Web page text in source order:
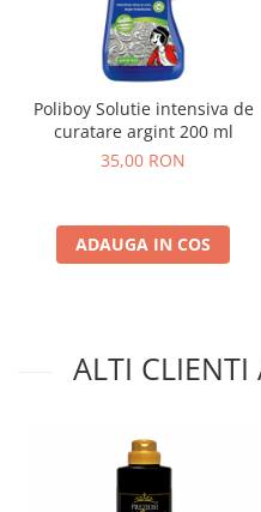
Poliboy Solutie intensiva de
curatare argint 200 ml
35,00 RON
ADAUGA IN COS
ALTI CLIENTI